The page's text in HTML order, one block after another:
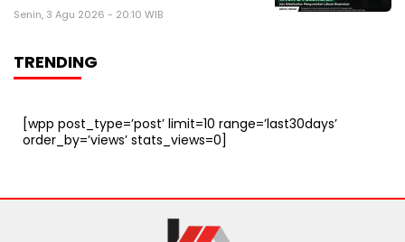
Senin, 3 Agu 2026 - 20:10 WIB
TRENDING
[wpp post_type=’post’ limit=10 range=’last30days’
order_by=’views’ stats_views=0]